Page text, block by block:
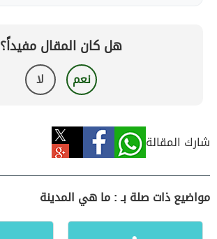
هل كان المقال مفيداً؟
نعم لا
شارك المقالة
مواضيع ذات صلة بـ : ما هي المدينة